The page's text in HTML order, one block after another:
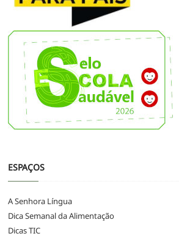
ESPAÇOS
A Senhora Língua
Dica Semanal da Alimentação
Dicas TIC